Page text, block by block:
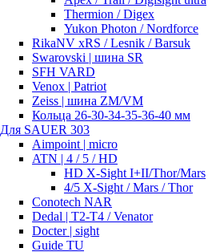
Thermion / Digex
Yukon Photon / Nordforce
RikaNV xRS / Lesnik / Barsuk
Swarovski | шина SR
SFH VARD
Venox | Patriot
Zeiss | шина ZM/VM
Кольца 26-30-34-35-36-40 мм
Для SAUER 303
Aimpoint | micro
ATN | 4 / 5 / HD
HD X-Sight I+II/Thor/Mars
4/5 X-Sight / Mars / Thor
Conotech NAR
Dedal | T2-T4 / Venator
Docter | sight
Guide TU